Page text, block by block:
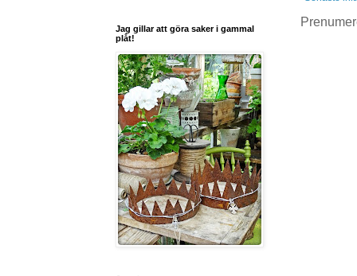
Jag gillar att göra saker i gammal
plåt!